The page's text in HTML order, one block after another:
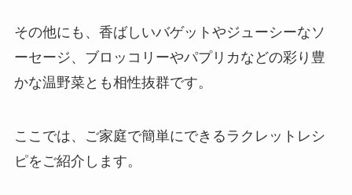
その他にも、香ばしいバゲットやジューシーなソ
ーセージ、ブロッコリーやパプリカなどの彩り豊
かな温野菜とも相性抜群です。
ここでは、ご家庭で簡単にできるラクレットレシ
ピをご紹介します。